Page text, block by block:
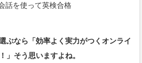
話を使って英検合格
ぶなら「効率よく実力がつくオンライ
」そう思いますよね。